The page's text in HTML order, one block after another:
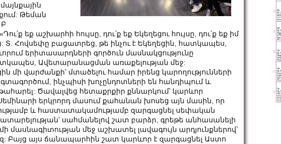
Թեման
եք աշխարհի հույսը, դու՛ք եք Եկեղեցու հույսը, դու՛ք եք իմ
Տ. Հովսեփը բացատրեց, թե ինչու է Եկեղեցին, հատկապես,
երիտասարդների գործուն մասնակցությունը
Ավետարանացման առաքելության մեջ:
մի վարժանքի՝ մտածելու համար իրենց կարողությունների
ինչպիսի խոչընդոտների են հանդիպում և
Ծավալվեց հետաքրքիր քննարկում՝ կարևոր
երկրորդ մասում քահանան խոսեց այն մասին, որ
և հաստատակամությամբ զարգացնել սեփական
սահմանելով շատ բարձր, գրեթե անհասանելի
մասնագիտության մեջ աշխատել լավագույն արդյունքներով՝
Բայց այս ճանապարհին շատ կարևոր է զարգացնել Աստո